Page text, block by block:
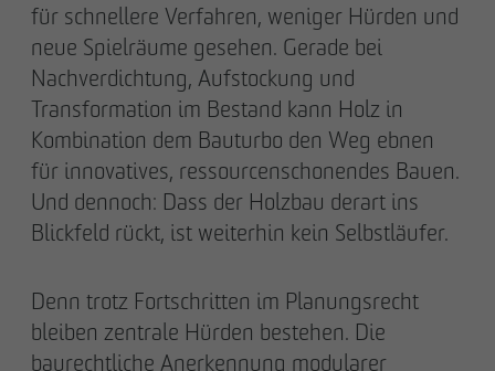
für schnellere Verfahren, weniger Hürden und
neue Spielräume gesehen. Gerade bei
Nachverdichtung, Aufstockung und
Transformation im Bestand kann Holz in
Kombination dem Bauturbo den Weg ebnen
für innovatives, ressourcenschonendes Bauen.
Und dennoch: Dass der Holzbau derart ins
Blickfeld rückt, ist weiterhin kein Selbstläufer.
Denn trotz Fortschritten im Planungsrecht
bleiben zentrale Hürden bestehen. Die
baurechtliche Anerkennung modularer